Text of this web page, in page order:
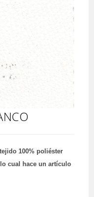
100% poliéster
cual hace un artículo